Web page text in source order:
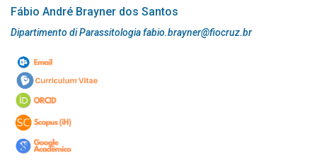
Fábio André Brayner dos Santos
Dipartimento di Parassitologia fabio.brayner@fiocruz.br